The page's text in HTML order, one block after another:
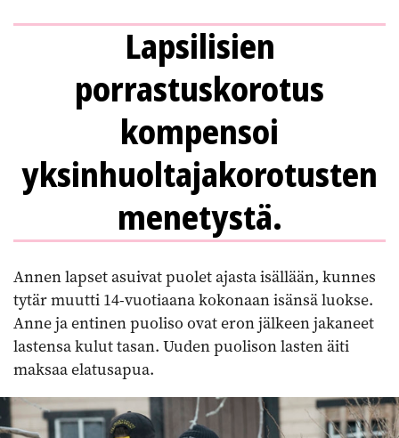
Lapsilisien
porrastuskorotus
kompensoi
yksinhuoltajakorotusten
menetystä.
Annen lapset asuivat puolet ajasta isällään, kunnes
tytär muutti 14-vuotiaana kokonaan isänsä luokse.
Anne ja entinen puoliso ovat eron jälkeen jakaneet
lastensa kulut tasan. Uuden puolison lasten äiti
maksaa elatusapua.